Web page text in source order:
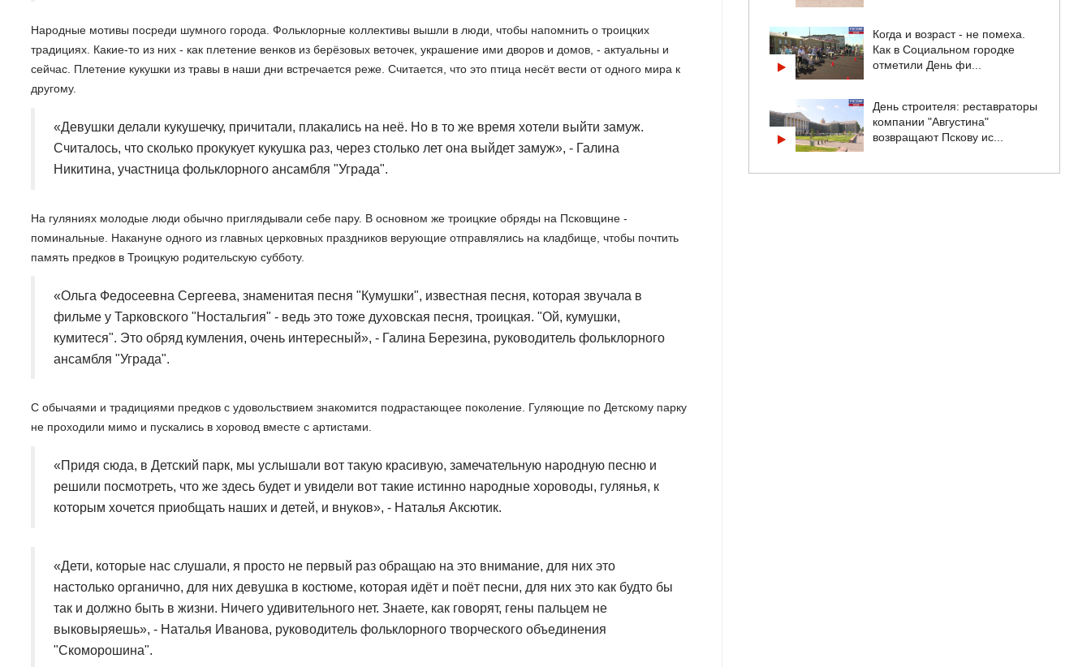
Народные мотивы посреди шумного города. Фольклорные коллективы вышли в люди, чтобы напомнить о троицких
традициях. Какие-то из них - как плетение венков из берёзовых веточек, украшение ими дворов и домов, - актуальны и
сейчас. Плетение кукушки из травы в наши дни встречается реже. Считается, что это птица несёт вести от одного мира к
другому.
«Девушки делали кукушечку, причитали, плакались на неё. Но в то же время хотели выйти замуж.
Считалось, что сколько прокукует кукушка раз, через столько лет она выйдет замуж», - Галина
Никитина, участница фольклорного ансамбля "Уграда".
На гуляниях молодые люди обычно приглядывали себе пару. В основном же троицкие обряды на Псковщине -
поминальные. Накануне одного из главных церковных праздников верующие отправлялись на кладбище, чтобы почтить
память предков в Троицкую родительскую субботу.
«Ольга Федосеевна Сергеева, знаменитая песня "Кумушки", известная песня, которая звучала в
фильме у Тарковского "Ностальгия" - ведь это тоже духовская песня, троицкая. "Ой, кумушки,
кумитеся". Это обряд кумления, очень интересный», - Галина Березина, руководитель фольклорного
ансамбля "Уграда".
С обычаями и традициями предков с удовольствием знакомится подрастающее поколение. Гуляющие по Детскому парку
не проходили мимо и пускались в хоровод вместе с артистами.
«Придя сюда, в Детский парк, мы услышали вот такую красивую, замечательную народную песню и
решили посмотреть, что же здесь будет и увидели вот такие истинно народные хороводы, гулянья, к
которым хочется приобщать наших и детей, и внуков», - Наталья Аксютик.
«Дети, которые нас слушали, я просто не первый раз обращаю на это внимание, для них это
настолько органично, для них девушка в костюме, которая идёт и поёт песни, для них это как будто бы
так и должно быть в жизни. Ничего удивительного нет. Знаете, как говорят, гены пальцем не
выковыряешь», - Наталья Иванова, руководитель фольклорного творческого объединения
"Скоморошина".
Когда и возраст - не помеха.
Как в Социальном городке
отметили День фи...
День строителя: реставраторы
компании "Августина"
возвращают Пскову ис...